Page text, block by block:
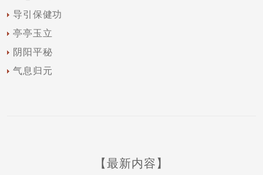
导引保健功
亭亭玉立
阴阳平秘
气息归元
【最新内容】